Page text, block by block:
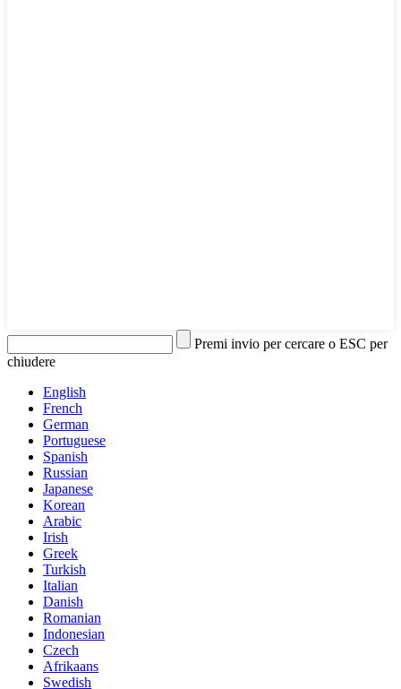
Premi invio per cercare o ESC per
chiudere
English
French
German
Portuguese
Spanish
Russian
Japanese
Korean
Arabic
Irish
Greek
Turkish
Italian
Danish
Romanian
Indonesian
Czech
Afrikaans
Swedish